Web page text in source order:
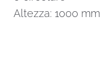
Altezza: 1000 mm